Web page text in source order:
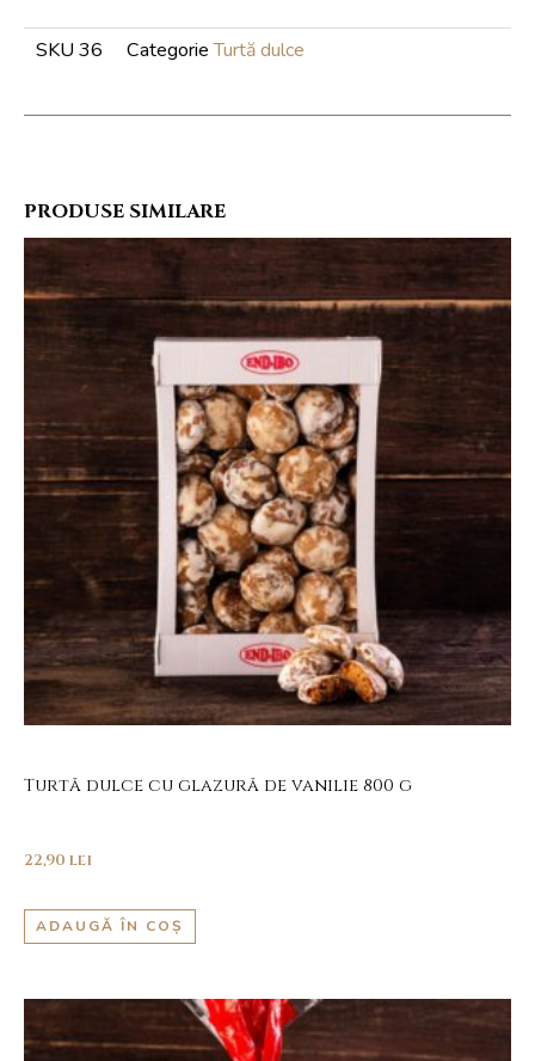
SKU 36 Categorie Turtă dulce
PRODUSE SIMILARE
Turtă dulce cu glazură de vanilie 800 g
22,90 lei
ADAUGĂ ÎN COȘ